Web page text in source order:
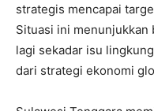
strategis mencapai
Situasi ini menunjukkan
lagi sekadar isu
dari strategi ekonomi